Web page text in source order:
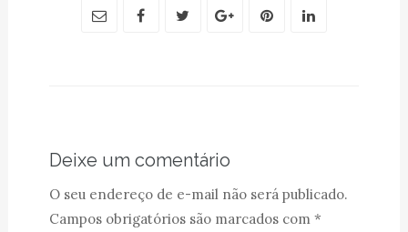
Deixe um comentário
O seu endereço de e-mail não será publicado.
Campos obrigatórios são marcados com *